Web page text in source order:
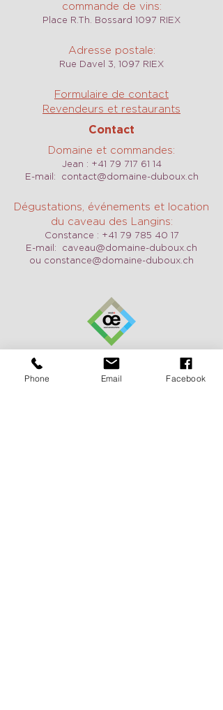
commande de vins:
Place R.Th. Bossard 1097 RIEX
Adresse postale:
Rue Davel 3, 1097 RIEX
Formulaire de contact
Revendeurs et restaurants
Contact
Domaine et commandes:
Jean : +41 79 717 61 14
E-mail:
contact@domaine-duboux.ch
Dégustations, événements et location
du caveau des Langins:
Constance : +41 79 785 40 17
E-mail: caveau@domaine-duboux.ch
ou constance@domaine-duboux.ch
Horaires d'ouverture
Nous sommes ouverts tous les jours y
Phone Email Facebook